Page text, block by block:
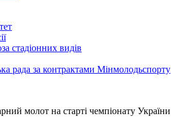
стадіонних видів
рада за контрактами Мінмолодьспорту
молот на старті чемпіонату України